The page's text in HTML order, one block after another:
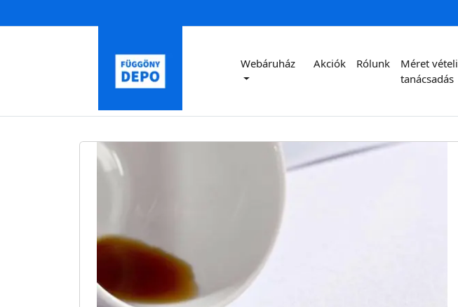
Webáruház Akciók Rólunk
Méret vételi
tanácsadás